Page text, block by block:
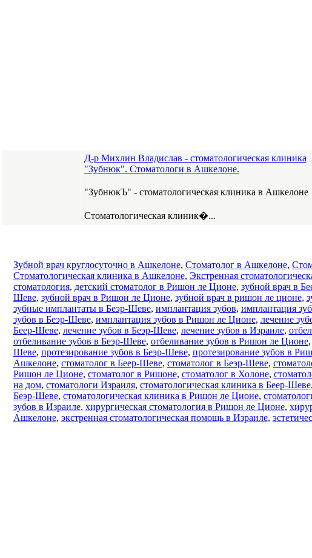
Д-р Михлин Владислав - стоматологическая клиника
"Зубнюк". Стоматологи в Ашкелоне.
"ЗубнюкЪ" - стоматологическая клиника в Ашкелоне
Стоматологическая клиник�...
Зубной врач круглосуточно в Ашкелоне, Стоматолог в Ашкелоне,
Стоматологическая клиника в Ашкелоне, Экстренная
стоматология, детский стоматолог в Ришон ле Ционе, зубной врач в
Шеве, зубной врач в Ришон ле Ционе, зубной врач в ришон ле ционе,
зубные имплантаты в Беэр-Шеве, имплантация зубов, имплантация
зубов в Беэр-Шеве, имплантация зубов в Ришон ле Ционе, лечение
Беер-Шеве, лечение зубов в Беэр-Шеве, лечение зубов в Израиле,
отбеливание зубов в Беэр-Шеве, отбеливание зубов в Ришон ле Ционе,
Шеве, протезирование зубов в Беэр-Шеве, протезирование зубов в
Ашкелоне, стоматолог в Беер-Шеве, стоматолог в Беэр-Шеве,
Ришон ле Ционе, стоматолог в Ришоне, стоматолог в Холоне,
на дом, стоматологи Израиля, стоматологическая клиника в Беер-Шеве,
Беэр-Шеве, стоматологическая клиника в Ришон ле Ционе,
зубов в Израиле, хирургическая стоматология в Ришон ле Ционе,
Ашкелоне, экстренная стоматологическая помощь в Израиле,